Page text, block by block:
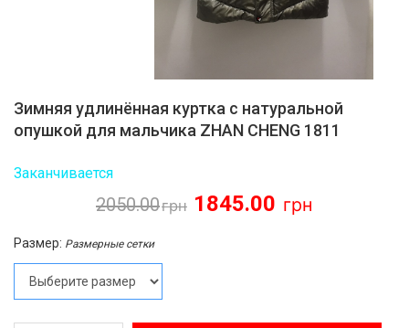
Зимняя удлинённая куртка с натуральной
опушкой для мальчика ZHAN CHENG 1811
Заканчивается
2050.00 1845.00
Размер: Размерные сетки